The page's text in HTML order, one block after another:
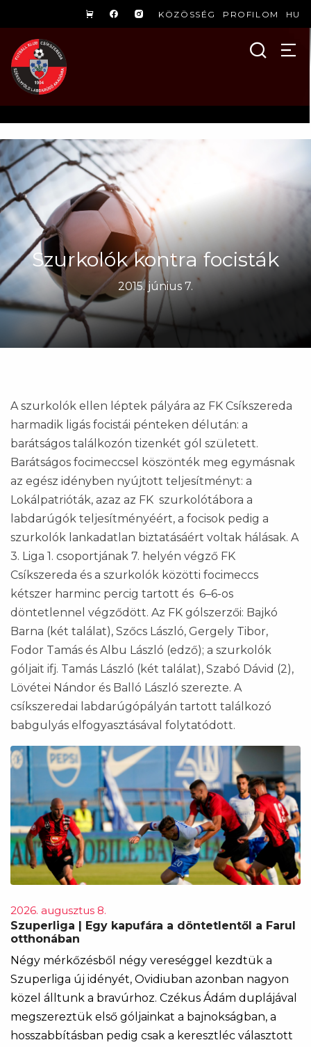
KÖZÖSSÉG PROFILOM HU
Szurkolók kontra focisták
2015. június 7.
A szurkolók ellen léptek pályára az FK Csíkszereda
harmadik ligás focistái pénteken délután: a
barátságos találkozón tizenkét gól született.
Barátságos focimeccsel köszönték meg egymásnak
az egész idényben nyújtott teljesítményt: a
Lokálpatrióták, azaz az FK szurkolótábora a
labdarúgók teljesítményéért, a focisok pedig a
szurkolók lankadatlan biztatásáért voltak hálásak. A
3. Liga 1. csoportjának 7. helyén végző FK
Csíkszereda és a szurkolók közötti focimeccs
kétszer harminc percig tartott és 6–6-os
döntetlennel végződött. Az FK gólszerzői: Bajkó
Barna (két találat), Szőcs László, Gergely Tibor,
Fodor Tamás és Albu László (edző); a szurkolók
góljait ifj. Tamás László (két találat), Szabó Dávid (2),
Lövétei Nándor és Balló László szerezte. A
csíkszeredai labdarúgópályán tartott találkozó
babgulyás elfogyasztásával folytatódott.
2026. augusztus 8.
Szuperliga | Egy kapufára a döntetlentől a Farul
otthonában
Négy mérkőzésből négy vereséggel kezdtük a
Szuperliga új idényét, Ovidiuban azonban nagyon
közel álltunk a bravúrhoz. Czékus Ádám duplájával
megszereztük első góljainkat a bajnokságban, a
hosszabbításban pedig csak a keresztléc választott